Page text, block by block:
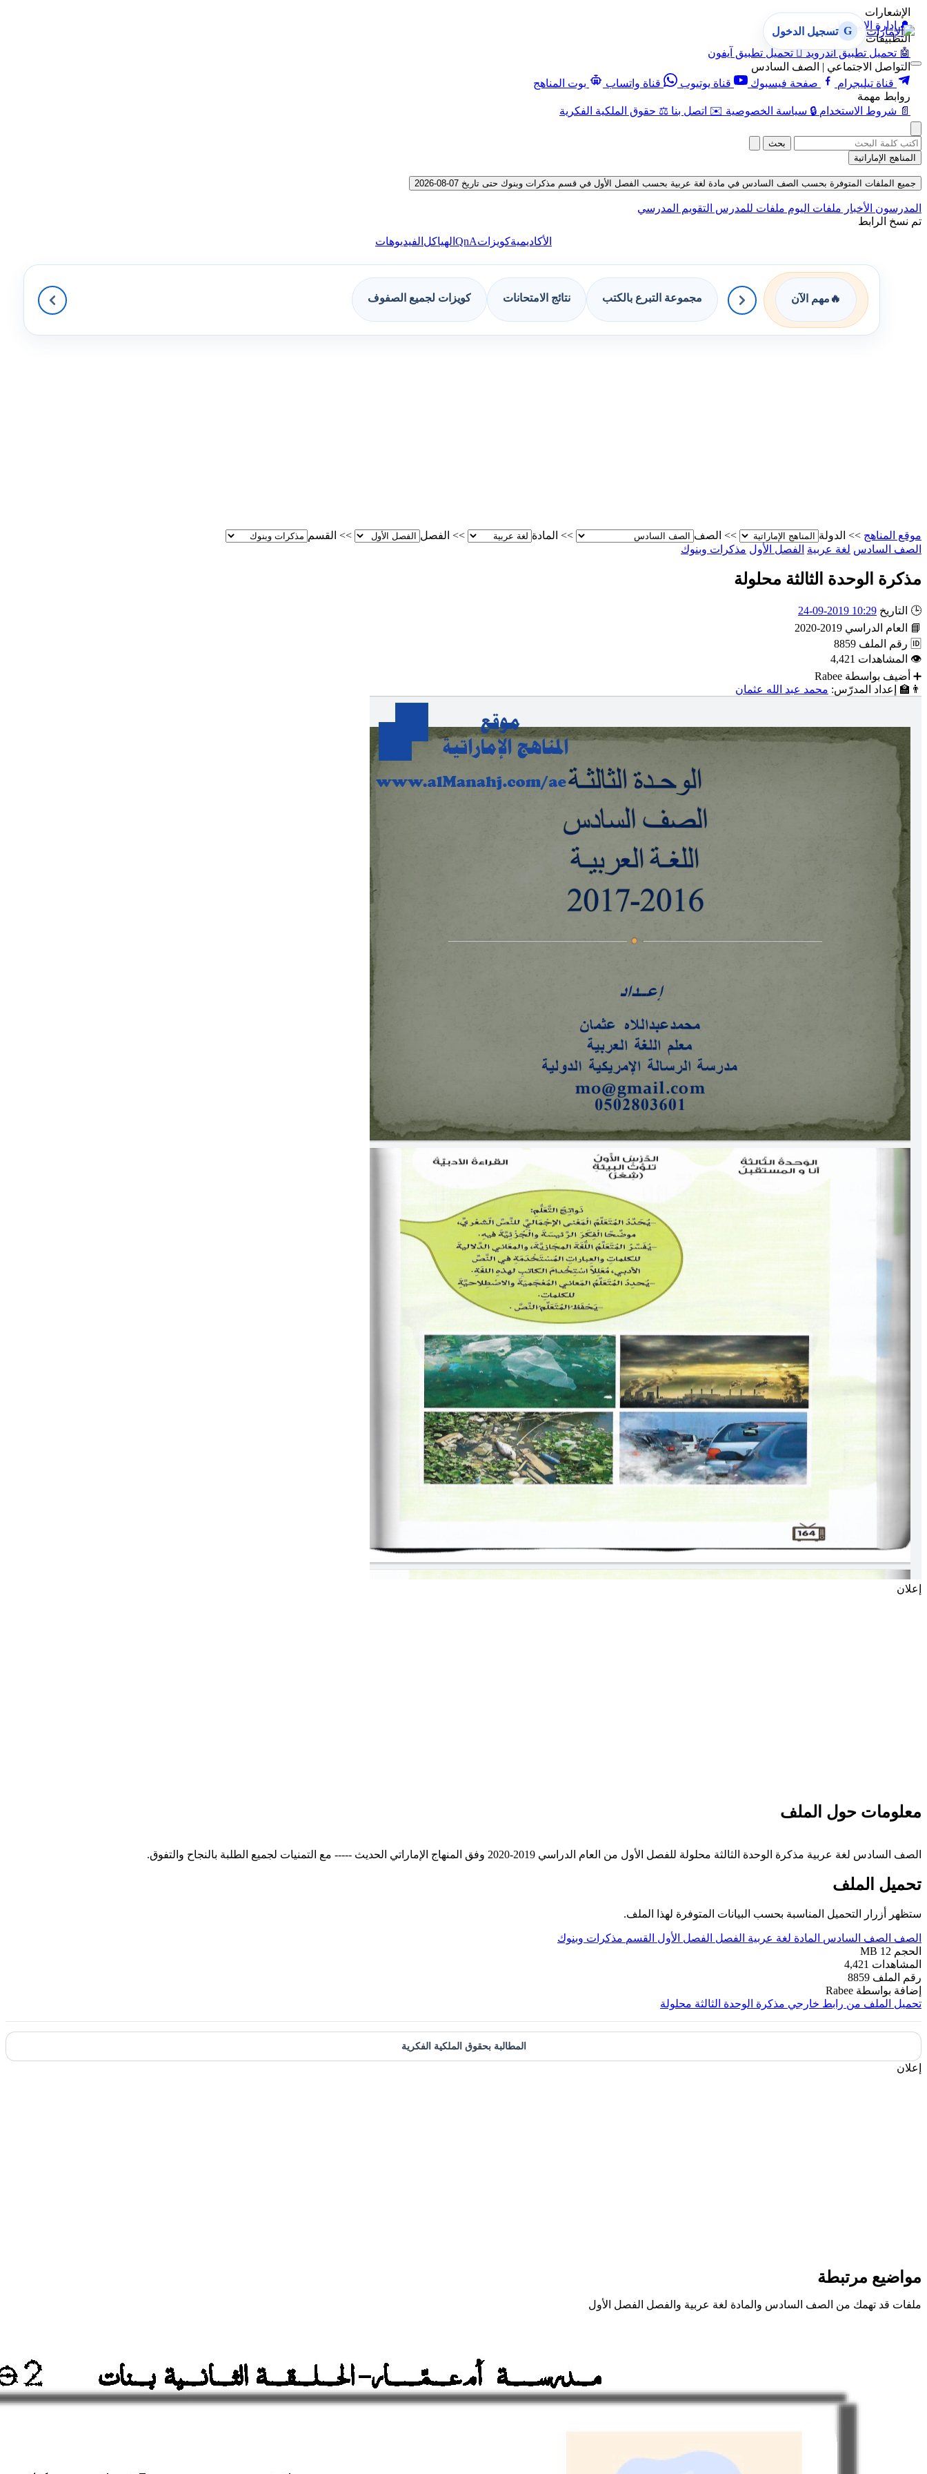
الإشعارات
🔔 إدارة الإشعارات
التطبيقات
🤖 تحميل تطبيق أندرويد  تحميل تطبيق آيفون
التواصل الاجتماعي | الصف السادس
قناة تيليجرام
صفحة فيسبوك قناة يوتيوب قناة واتساب
بوت المناهج
روابط مهمة
📄 شروط الاستخدام 🔒 سياسة الخصوصية ✉️ اتصل بنا ⚖️ حقوق الملكية الفكرية
G تسجيل الدخول
بحث
المناهج الإماراتية
جميع الملفات المتوفرة بحسب الصف السادس في مادة لغة عربية بحسب الفصل الأول في قسم مذكرات وبنوك حتى تاريخ 07-08-2026
المدرسون الأخبار ملفات اليوم ملفات للمدرس التقويم المدرسي
تم نسخ الرابط
الأكاديميةكويزاتQnA الهياكل الفيديوهات
🔥 مهم الآن مجموعة التبرع بالكتب نتائج الامتحانات كويزات لجميع الصفوف
موقع المناهج >> الدولة >> الصف >> المادة >> الفصل >> القسم
الصف السادس لغة عربية الفصل الأول مذكرات وبنوك
مذكرة الوحدة الثالثة محلولة
🕒 التاريخ 10:29 2019-09-24
📘
العام الدراسي 2019-2020
🆔 رقم الملف 8859
👁 المشاهدات 4,421
➕ أضيف بواسطة Rabee
👨‍🏫
إعداد المدرّس: محمد عبد الله عثمان
إعلان
معلومات حول الملف
الصف السادس لغة عربية مذكرة الوحدة الثالثة محلولة للفصل الأول من العام الدراسي 2019-2020 وفق المنهاج الإماراتي الحديث ----- مع التمنيات لجميع الطلبة بالنجاح والتفوق.
تحميل الملف
ستظهر أزرار التحميل المناسبة بحسب البيانات المتوفرة لهذا الملف.
الصف الصف السادس المادة لغة عربية الفصل الفصل الأول القسم مذكرات وبنوك
الحجم 12 MB
المشاهدات 4,421
رقم الملف 8859
إضافة بواسطة Rabee
تحميل الملف من رابط خارجي مذكرة الوحدة الثالثة محلولة
المطالبة بحقوق الملكية الفكرية
إعلان
مواضيع مرتبطة
ملفات قد تهمك من الصف السادس والمادة لغة عربية والفصل الفصل الأول